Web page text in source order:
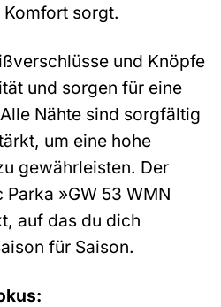
sorgt.
und Knöpfe
und sorgen für eine
Nähte sind sorgfältig
um eine hohe
gewährleisten. Der
»GW 53 WMN
auf das du dich
für Saison.